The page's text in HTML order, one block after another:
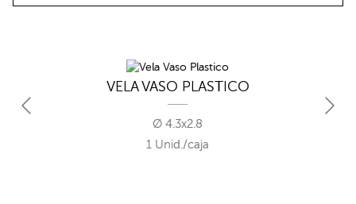
VELA VASO PLASTICO
Ø 4.3x2.8
1 Unid./caja